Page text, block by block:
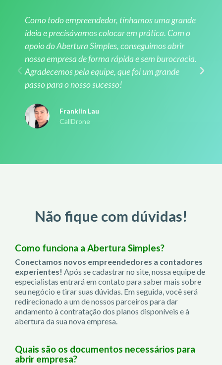
Como todo empreendedor, tínhamos uma grande
ideia e precisávamos colocar em prática. Com o
apoio do Abertura Simples, conseguimos abrir
nossa empresa de forma rápida e sem burocracia.
Agradecemos pela equipe, que foi um grande
passo para o nosso sucesso!
Franklin Lau
CallDrone
Não fique com dúvidas!
Como funciona a Abertura Simples?
Conectamos novos empreendedores a contadores
experientes! Após se cadastrar no site, nossa equipe de
especialistas entrará em contato para saber mais sobre
seu negócio e tirar suas dúvidas. Em seguida, você será
redirecionado a um de nossos parceiros para dar
andamento à contratação dos planos disponíveis e à
abertura da sua nova empresa.
Quais são os documentos necessários para
abrir empresa?